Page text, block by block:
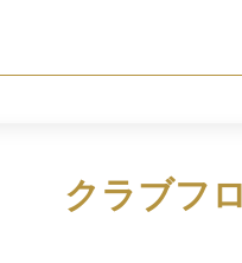
クラブフ